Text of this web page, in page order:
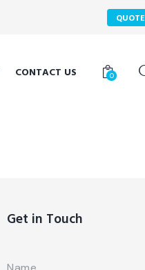
QUOTE
CONTACT US 0
Get in Touch